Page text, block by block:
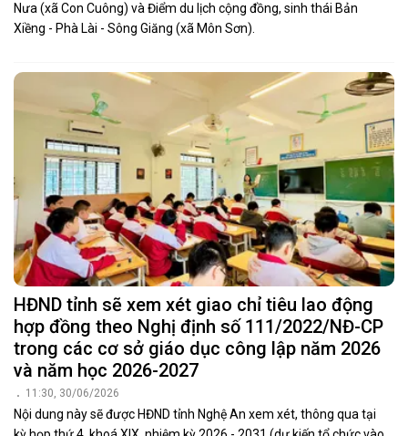
Nưa (xã Con Cuông) và Điểm du lịch cộng đồng, sinh thái Bản
Xiềng - Phà Lài - Sông Giăng (xã Môn Sơn).
HĐND tỉnh sẽ xem xét giao chỉ tiêu lao động
hợp đồng theo Nghị định số 111/2022/NĐ-CP
trong các cơ sở giáo dục công lập năm 2026
và năm học 2026-2027
11:30, 30/06/2026
Nội dung này sẽ được HĐND tỉnh Nghệ An xem xét, thông qua tại